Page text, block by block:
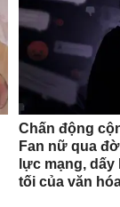
Chấn động
Fan nữ qua
lực mạng,
tối của văn